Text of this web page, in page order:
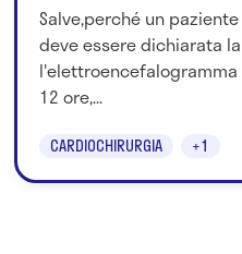
Salve,perché un
deve essere dichiarata
12 ore,...
CARDIOCHIRURGIA +1